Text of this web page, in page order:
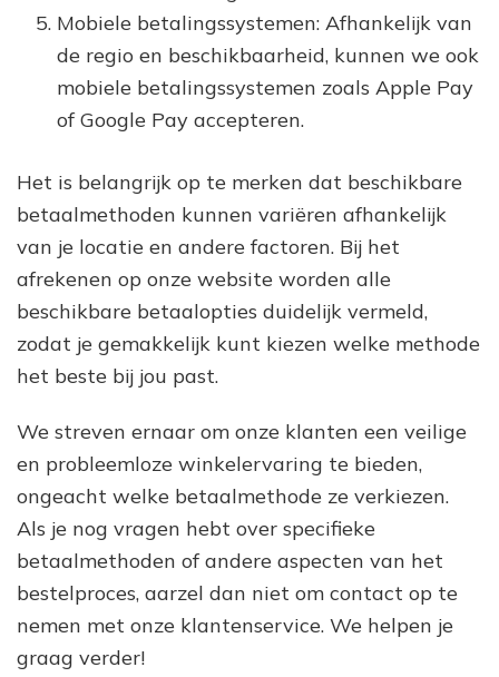
Mobiele betalingssystemen: Afhankelijk van
de regio en beschikbaarheid, kunnen we ook
mobiele betalingssystemen zoals Apple Pay
of Google Pay accepteren.
Het is belangrijk op te merken dat beschikbare
betaalmethoden kunnen variëren afhankelijk
van je locatie en andere factoren. Bij het
afrekenen op onze website worden alle
beschikbare betaalopties duidelijk vermeld,
zodat je gemakkelijk kunt kiezen welke methode
het beste bij jou past.
We streven ernaar om onze klanten een veilige
en probleemloze winkelervaring te bieden,
ongeacht welke betaalmethode ze verkiezen.
Als je nog vragen hebt over specifieke
betaalmethoden of andere aspecten van het
bestelproces, aarzel dan niet om contact op te
nemen met onze klantenservice. We helpen je
graag verder!